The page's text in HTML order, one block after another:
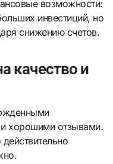
возможности:
инвестиций, но
снижению счетов.
качество и
и хорошими отзывами.